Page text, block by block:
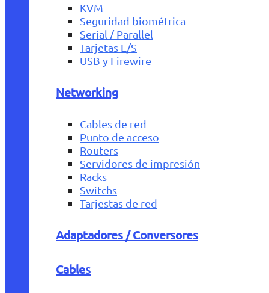
KVM
Seguridad biométrica
Serial / Parallel
Tarjetas E/S
USB y Firewire
Networking
Cables de red
Punto de acceso
Routers
Servidores de impresión
Racks
Switchs
Tarjestas de red
Adaptadores / Conversores
Cables